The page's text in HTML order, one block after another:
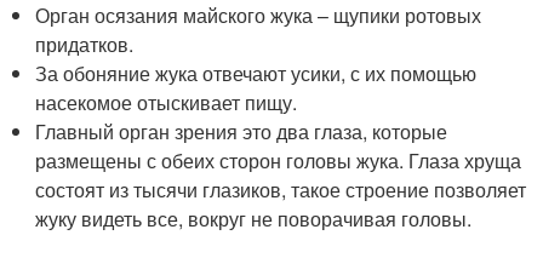
Орган осязания майского жука – щупики ротовых
придатков.
За обоняние жука отвечают усики, с их помощью
насекомое отыскивает пищу.
Главный орган зрения это два глаза, которые
размещены с обеих сторон головы жука. Глаза хруща
состоят из тысячи глазиков, такое строение позволяет
жуку видеть все, вокруг не поворачивая головы.